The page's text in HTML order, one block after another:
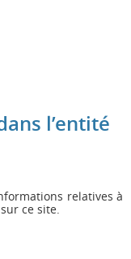
l’entité
relatives à
ce site.